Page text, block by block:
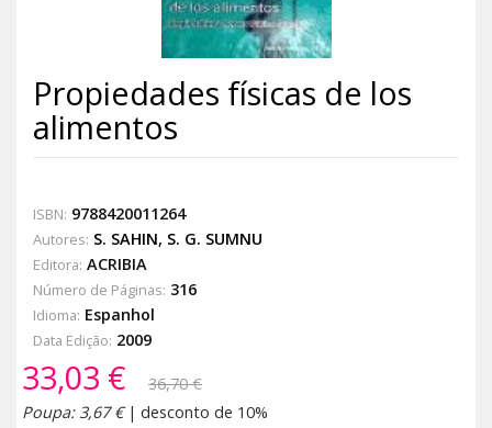
Propiedades físicas de los
alimentos
ISBN: 9788420011264
Autores: S. SAHIN, S. G. SUMNU
Editora: ACRIBIA
Número de Páginas: 316
Idioma: Espanhol
Data Edição: 2009
33,03 €
36,70 €
Poupa: 3,67 €| desconto de 10%